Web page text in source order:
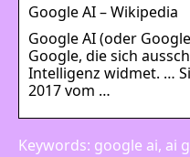
Google AI – Wikipedia
Google AI (oder
Google, die sich
Intelligenz widmet. …
2017 vom …
Keywords: google ai, ai